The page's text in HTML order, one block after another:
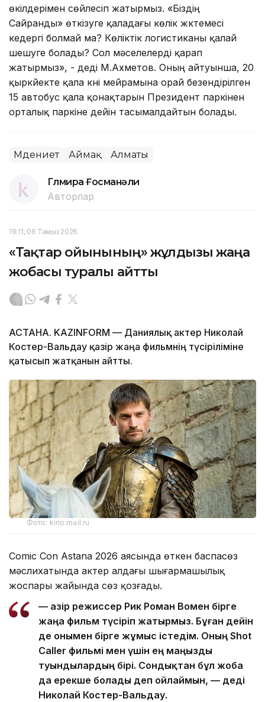
өкілдерімен сөйлесіп жатырмыз. «Біздің
Сайранды» өткізуге қаладағы көлік жүктемесі
кедергі болмай ма? Көліктік логистиканы қалай
шешуге болады? Сол мәселелерді қарап
жатырмыз», - деді М.Ахметов. Оның айтуынша, 20
қыркүйекте қала күні мейрамына орай безендірілген
15 автобус қала қонақтарын Президент паркінен
орталық паркіне дейін тасымалдайтын болады.
Мәдениет Аймақ Алматы
Гүлмира Ғосманәли
Авторлар
19:11, 06 Тамыз 2026
«Тақтар ойынының» жұлдызы жаңа
жобасы туралы айтты
АСТАНА. KAZINFORM — Даниялық актер Николай
Костер-Вальдау қазір жаңа фильмнің түсіріліміне
қатысып жатқанын айтты.
Фото: kino.mail.ru
Comic Con Astana 2026 аясында өткен баспасөз
мәслихатында актер алдағы шығармашылық
жоспары жайында сөз қозғады.
— Қазір режиссер Рик Роман Вомен бірге
жаңа фильм түсіріп жатырмыз. Бұған дейін
де онымен бірге жұмыс істедім. Оның Shot
Caller фильмі мен үшін ең маңызды
туындылардың бірі. Сондықтан бұл жоба
да ерекше болады деп ойлаймын, — деді
Николай Костер-Вальдау.